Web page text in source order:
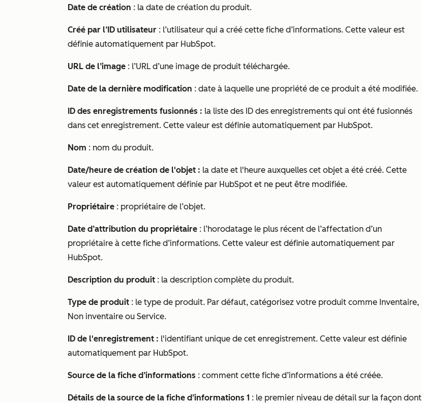
Date de création : la date de création du produit.
Créé par l’ID utilisateur : l’utilisateur qui a créé cette fiche d’informations. Cette valeur est
définie automatiquement par HubSpot.
URL de l’image : l’URL d’une image de produit téléchargée.
Date de la dernière modification : date à laquelle une propriété de ce produit a été modifiée.
ID des enregistrements fusionnés : la liste des ID des enregistrements qui ont été fusionnés
dans cet enregistrement. Cette valeur est définie automatiquement par HubSpot.
Nom : nom du produit.
Date/heure de création de l'objet : la date et l'heure auxquelles cet objet a été créé. Cette
valeur est automatiquement définie par HubSpot et ne peut être modifiée.
Propriétaire : propriétaire de l’objet.
Date d’attribution du propriétaire : l’horodatage le plus récent de l’affectation d’un
propriétaire à cette fiche d’informations. Cette valeur est définie automatiquement par
HubSpot.
Description du produit : la description complète du produit.
Type de produit : le type de produit. Par défaut, catégorisez votre produit comme Inventaire,
Non inventaire ou Service.
ID de l'enregistrement : l'identifiant unique de cet enregistrement. Cette valeur est définie
automatiquement par HubSpot.
Source de la fiche d’informations : comment cette fiche d’informations a été créée.
Détails de la source de la fiche d’informations 1 : le premier niveau de détail sur la façon dont